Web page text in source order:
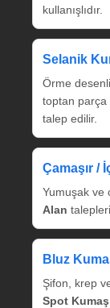
kullanışlıdır.
Selanik
Örme
toptan parça
talep edilir.
Çamaşır /
Yumuşak ve
Alan
Bluz
Şifon, krep
Spot